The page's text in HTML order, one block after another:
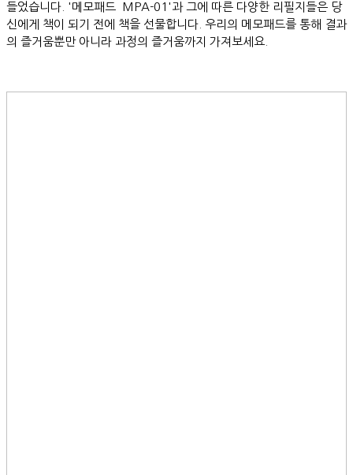
들었습니다. '메모패드 MPA-01'과 그에 따른 다양한 리필지들은 당
신에게 책이 되기 전에 책을 선물합니다. 우리의 메모패드를 통해 결과
의 즐거움뿐만 아니라 과정의 즐거움까지 가져보세요.